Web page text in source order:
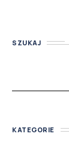
SZUKAJ
KATEGORIE